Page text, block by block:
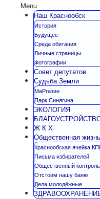
Menu
Наш Краснообск
История
Будущее
Среда обитания
Личные страницы
Фотографии
Совет депутатов
Судьба Земли
МаРгазин
Парк Синягина
ЭКОЛОГИЯ
Ж К Х
Общественная жизнь
Краснообская ячейка
Письма избирателей
Общественный контроль
Отстоим нашу баню
Дела молодёжные